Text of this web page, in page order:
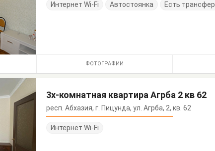
Интернет Wi-Fi Автостоянка Есть трансфер
ФОТОГРАФИИ
3х-комнатная квартира Агрба 2 кв 62
респ. Абхазия, г. Пицунда, ул. Агрба, 2, кв. 62
Интернет Wi-Fi